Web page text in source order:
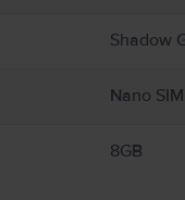
Shadow
Nano SIM
8GB